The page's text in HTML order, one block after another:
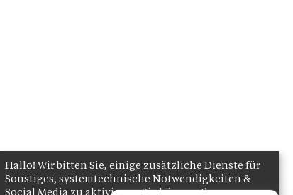
Hallo! Wir bitten Sie, einige zusätzliche Dienste für
Sonstiges, systemtechnische Notwendigkeiten &
Social Media zu aktivieren. Sie können Ihre